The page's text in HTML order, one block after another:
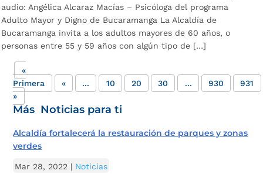
audio: Angélica Alcaraz Macías – Psicóloga del programa
Adulto Mayor y Digno de Bucaramanga La Alcaldía de
Bucaramanga invita a los adultos mayores de 60 años, o
personas entre 55 y 59 años con algún tipo de […]
«
Primera
« ... 10 20 30 ... 930
931
»
Más Noticias para ti
Alcaldía fortalecerá la restauración de parques y zonas
verdes
Mar 28, 2022 | Noticias